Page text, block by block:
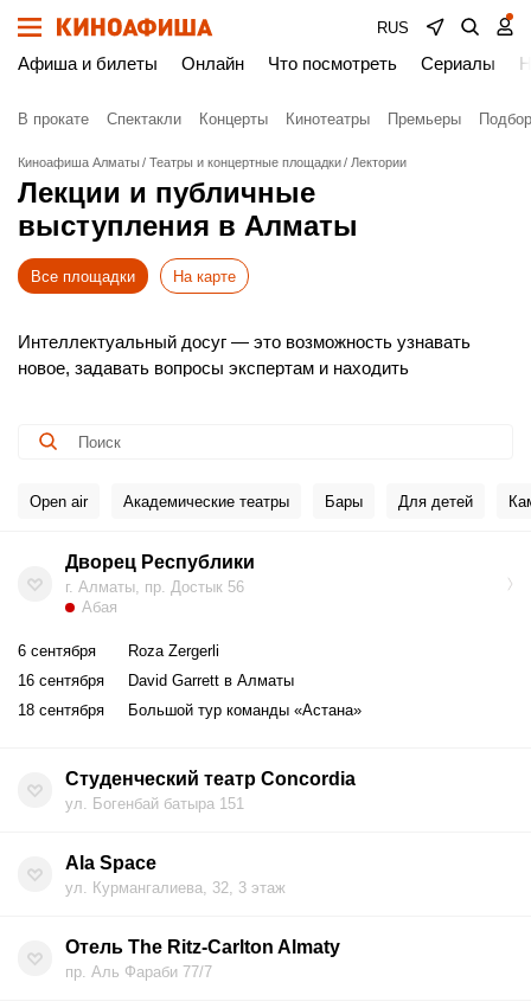
RUS
Афиша и билеты Онлайн Что посмотреть Сериалы
В прокате Спектакли Концерты Кинотеатры Премьеры
Киноафиша Алматы Театры и концертные площадки Лектории
Лекции и публичные
выступления в Алматы
Все площадки На карте
Интеллектуальный досуг — это возможность узнавать
новое, задавать вопросы экспертам и находить
до дискуссий с приглашенными спикерами.
с подробным описанием тем и форматов. Выбирайте
бронируйте билеты онлайн, чтобы гарантировать себе
место.
Open air Академические театры Бары Для детей
Дворец Республики
г. Алматы, пр. Достык 56
Абая
6 сентября
Roza Zergerli
16 сентября
David Garrett в Алматы
18 сентября
Большой тур команды «Астана»
Студенческий театр Concordia
ул. Богенбай батыра 151
Ala Space
ул. Курмангалиева, 32, 3 этаж
Отель The Ritz-Carlton Almaty
пр. Аль Фараби 77/7